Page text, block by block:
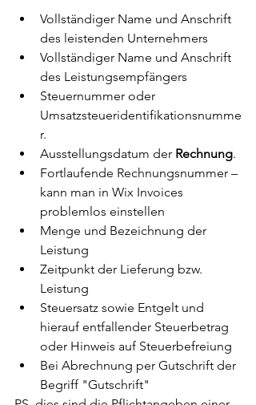
Vollständiger Name und Anschrift
des leistenden Unternehmers
Vollständiger Name und Anschrift
des Leistungsempfängers
Steuernummer oder
Umsatzsteueridentifikationsnumme
r.
Ausstellungsdatum der Rechnung.
Fortlaufende Rechnungsnummer –
kann man in Wix Invoices
problemlos einstellen
Menge und Bezeichnung der
Leistung
Zeitpunkt der Lieferung bzw.
Leistung
Steuersatz sowie Entgelt und
hierauf entfallender Steuerbetrag
oder Hinweis auf Steuerbefreiung
Bei Abrechnung per Gutschrift der
Begriff "Gutschrift"